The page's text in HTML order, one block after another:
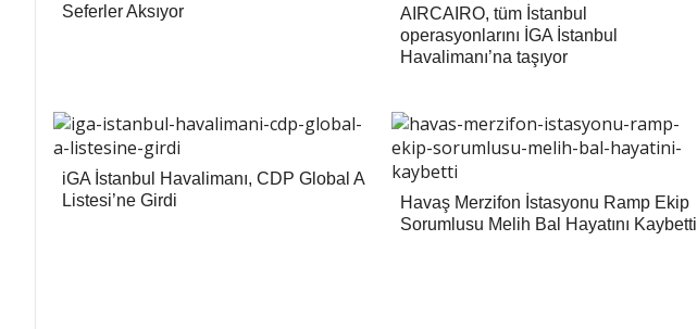
Seferler Aksıyor
AIRCAIRO, tüm İstanbul
operasyonlarını İGA İstanbul
Havalimanı’na taşıyor
iGA İstanbul Havalimanı, CDP Global A
Listesi’ne Girdi
Havaş Merzifon İstasyonu Ramp Ekip
Sorumlusu Melih Bal Hayatını Kaybetti